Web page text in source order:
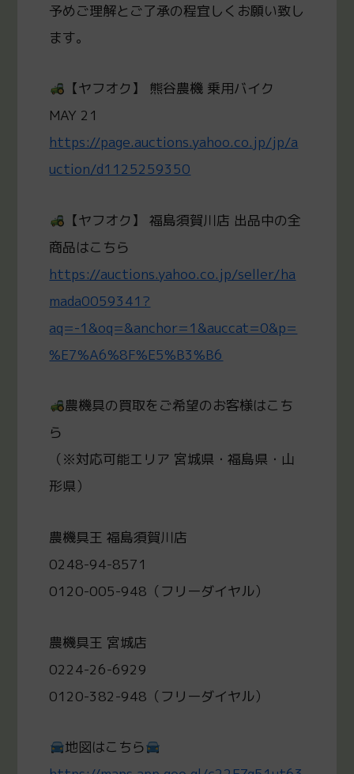
予めご理解とご了承の程宜しくお願い致し
ます。
【ヤフオク】 熊谷農機 乗用バイク
MAY 21
https://page.auctions.yahoo.co.jp/jp/a
uction/d1125259350
【ヤフオク】 福島須賀川店 出品中の全
商品はこちら
https://auctions.yahoo.co.jp/seller/ha
mada0059341?
aq=-1&oq=&anchor=1&auccat=0&p=
%E7%A6%8F%E5%B3%B6
農機具の買取をご希望のお客様はこち
ら
（※対応可能エリア 宮城県・福島県・山
形県）
農機具王 福島須賀川店
0248-94-8571
0120-005-948（フリーダイヤル）
農機具王 宮城店
0224-26-6929
0120-382-948（フリーダイヤル）
地図はこちら